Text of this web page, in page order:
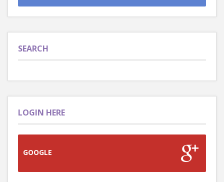
SEARCH
LOGIN HERE
GOOGLE